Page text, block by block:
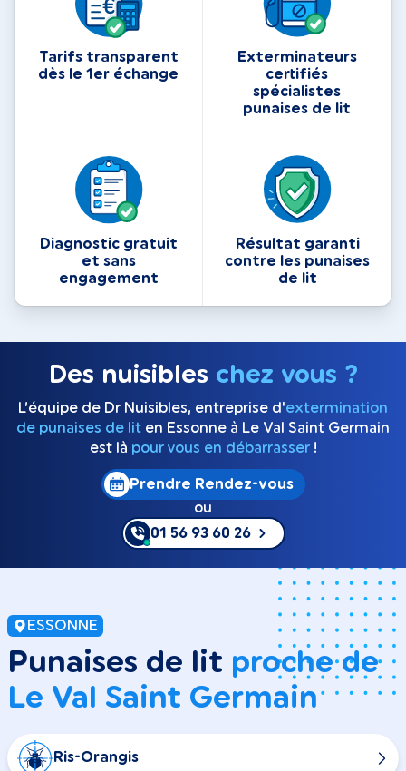
Tarifs transparent
dès le 1er échange
Exterminateurs
certifiés
spécialistes
punaises de lit
Diagnostic gratuit
et sans
engagement
Résultat garanti
contre les punaises
de lit
Des nuisibles chez vous ?
L’équipe de Dr Nuisibles, entreprise d'extermination
de punaises de lit en Essonne à Le Val Saint Germain
est là pour vous en débarrasser!
Prendre Rendez-vous
ou
01 56 93 60 26
ESSONNE
Punaises de lit proche de
Le Val Saint Germain
Ris-Orangis